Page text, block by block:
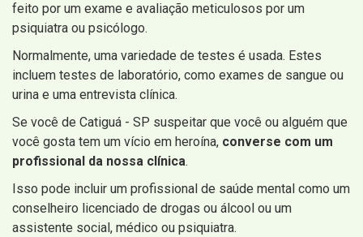
feito por um exame e avaliação meticulosos por um
psiquiatra ou psicólogo.
Normalmente, uma variedade de testes é usada. Estes
incluem testes de laboratório, como exames de sangue ou
urina e uma entrevista clínica.
Se você de Catiguá - SP suspeitar que você ou alguém que
você gosta tem um vício em heroína, converse com um
profissional da nossa clínica.
Isso pode incluir um profissional de saúde mental como um
conselheiro licenciado de drogas ou álcool ou um
assistente social, médico ou psiquiatra.